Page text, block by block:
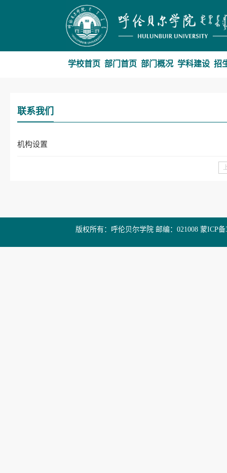
学校首页 部门首页 部门概况 学科建设 招
联系我们
机构设置
版权所有：呼伦贝尔学院 邮编：021008 蒙ICP